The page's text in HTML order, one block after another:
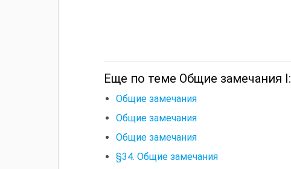
Еще по теме Общие замечания I:
Общие замечания
Общие замечания
Общие замечания
§34. Общие замечания